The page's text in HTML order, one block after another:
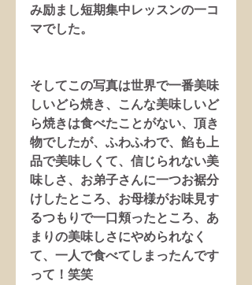
み励まし短期集中レッスンの一コ
マでした。
そしてこの写真は世界で一番美味
しいどら焼き、こんな美味しいど
ら焼きは食べたことがない、頂き
物でしたが、ふわふわで、餡も上
品で美味しくて、信じられない美
味しさ、お弟子さんに一つお裾分
けしたところ、お母様がお味見す
るつもりで一口頬ったところ、あ
まりの美味しさにやめられなく
て、一人で食べてしまったんです
って！笑笑